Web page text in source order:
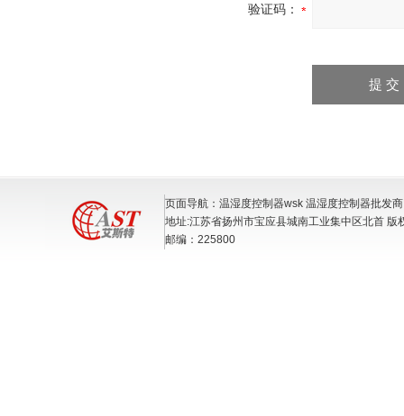
验证码：
页面导航：温湿度控制器wsk 温湿度控制器批发
地址:江苏省扬州市宝应县城南工业集中区北首 版
邮编：225800